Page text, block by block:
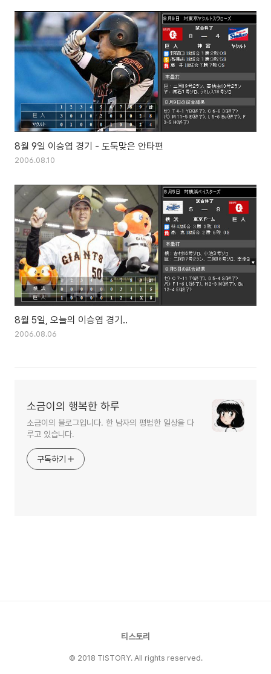
8월 9일 이승엽 경기 - 도둑맞은 안타편
2006.08.10
8월 5일, 오늘의 이승엽 경기..
2006.08.06
소금이의 행복한 하루
소금이의 블로그입니다. 한 남자의 평범한 일상을 다
루고 있습니다.
구독하기
티스토리
© 2018 TISTORY. All rights reserved.